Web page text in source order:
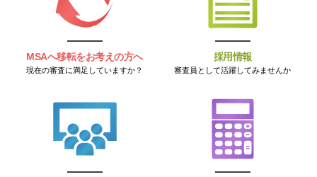
MSAへ移転をお考えの方へ
現在の審査に満足していますか？
採用情報
審査員として活躍してみませんか